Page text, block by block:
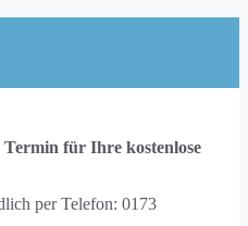
für Ihre kostenlose
per Telefon: 0173